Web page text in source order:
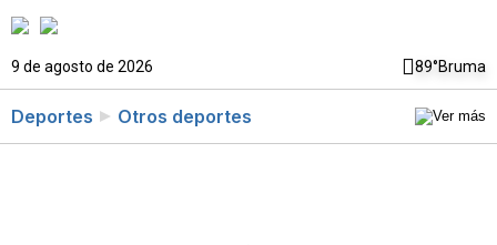
9 de agosto de 2026 89°Bruma
Deportes Otros deportes